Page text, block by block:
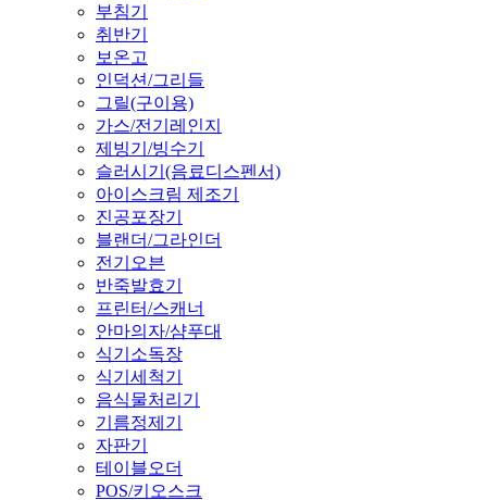
부침기
취반기
보온고
인덕션/그리들
그릴(구이용)
가스/전기레인지
제빙기/빙수기
슬러시기(음료디스펜서)
아이스크림 제조기
진공포장기
블랜더/그라인더
전기오븐
반죽발효기
프린터/스캐너
안마의자/샴푸대
식기소독장
식기세척기
음식물처리기
기름정제기
자판기
테이블오더
POS/키오스크